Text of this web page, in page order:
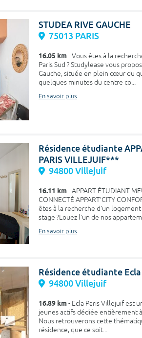
STUDEA RIVE GAUCHE
75013 PARIS
16.05 km- Vous êtes à la
Paris Sud ? Studylease vous
Gauche, située en plein cœur du
quelques minutes du centre co...
En savoir plus
Résidence étudiante
PARIS VILLEJUIF***
94800 Villejuif
16.11 km- APPART ÉTUDIANT
CONNECTÉ APPART’CITY
êtes à la recherche d’un
stage ?Louez l’un de nos
En savoir plus
Résidence étudiante
94800 Villejuif
16.89 km- Ecla Paris Villejuif est
jeunes actifs dédiée entièrement
Nous retrouverons cette
résidence, que ce soit...